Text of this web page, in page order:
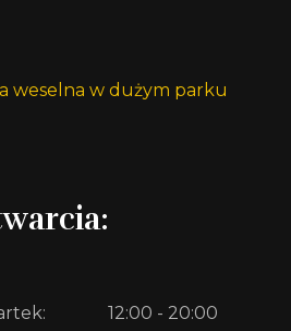
12:00 - 20:00